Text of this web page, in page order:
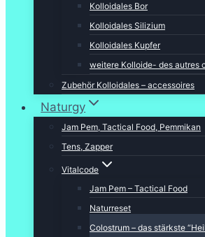
Kolloidales Bor
Kolloidales Silizium
Kolloidales Kupfer
weitere Kolloide- des autres
Zubehör Kolloidales – accessoires
Naturgy
Jam Pem, Tactical Food, Pemmikan
Tens, Zapper
Vitalcode
Jam Pem – Tactical Food
Naturreset
Colostrum – das stärkste